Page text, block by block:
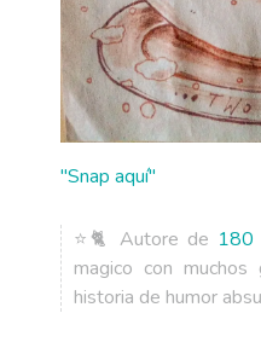
''Snap aquí''
⭐🐈 Autore de 180
magico con
historia de humor